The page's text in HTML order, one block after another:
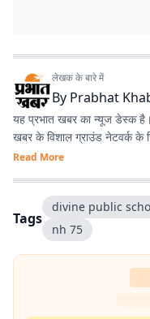
लेखक के बारे में
By Prabhat
यह प्रभात खबर का न्यूज डेस्क
खबर के विशाल ग्राउंड नेटवर्क के
Read More
Tags
divine public
nh 75